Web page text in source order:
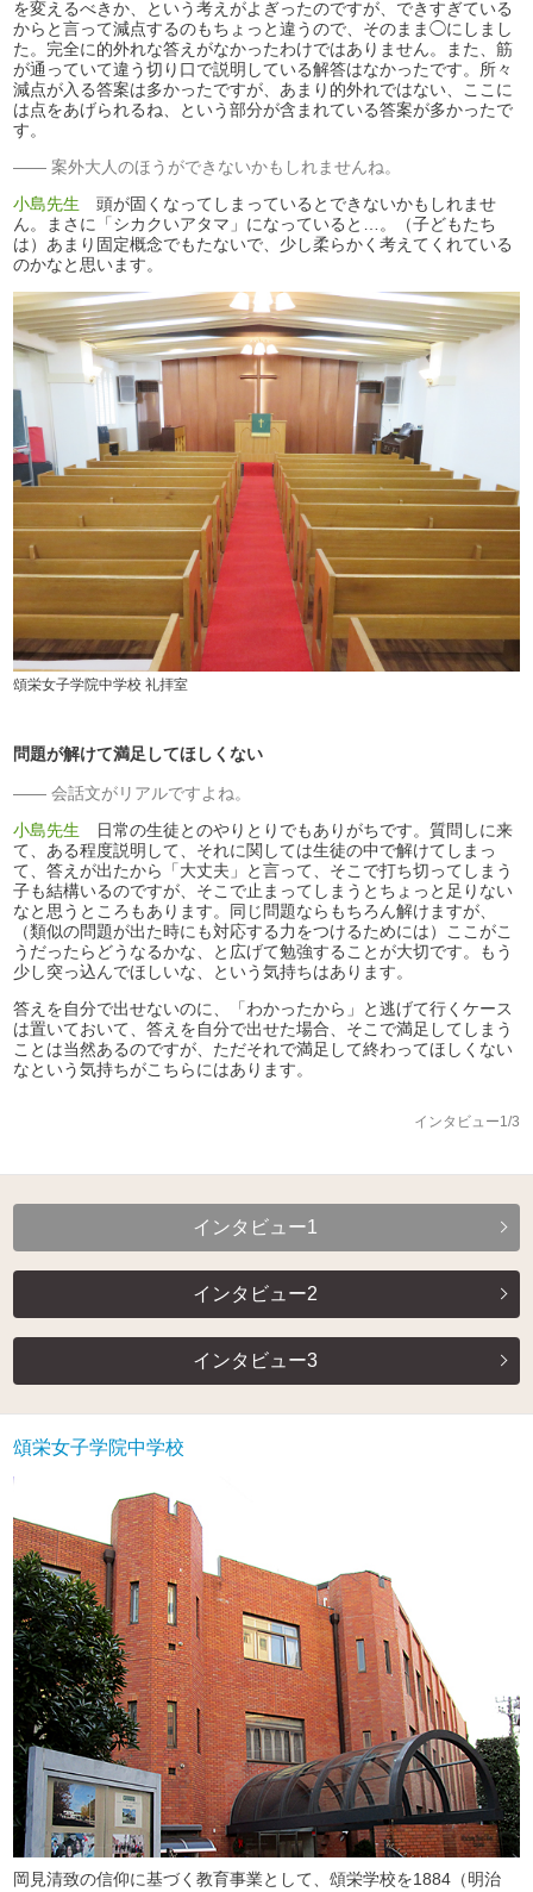
を変えるべきか、という考えがよぎったのですが、できすぎている
からと言って減点するのもちょっと違うので、そのまま◯にしまし
た。完全に的外れな答えがなかったわけではありません。また、筋
が通っていて違う切り口で説明している解答はなかったです。所々
減点が入る答案は多かったですが、あまり的外れではない、ここに
は点をあげられるね、という部分が含まれている答案が多かったで
す。
案外大人のほうができないかもしれませんね。
小島先生 頭が固くなってしまっているとできないかもしれませ
ん。まさに「シカクいアタマ」になっていると…。（子どもたち
は）あまり固定概念でもたないで、少し柔らかく考えてくれている
のかなと思います。
頌栄女子学院中学校 礼拝室
問題が解けて満足してほしくない
会話文がリアルですよね。
小島先生 日常の生徒とのやりとりでもありがちです。質問しに来
て、ある程度説明して、それに関しては生徒の中で解けてしまっ
て、答えが出たから「大丈夫」と言って、そこで打ち切ってしまう
子も結構いるのですが、そこで止まってしまうとちょっと足りない
なと思うところもあります。同じ問題ならもちろん解けますが、
（類似の問題が出た時にも対応する力をつけるためには）ここがこ
うだったらどうなるかな、と広げて勉強することが大切です。もう
少し突っ込んでほしいな、という気持ちはあります。
答えを自分で出せないのに、「わかったから」と逃げて行くケース
は置いておいて、答えを自分で出せた場合、そこで満足してしまう
ことは当然あるのですが、ただそれで満足して終わってほしくない
なという気持ちがこちらにはあります。
インタビュー1/3
インタビュー1
インタビュー2
インタビュー3
頌栄女子学院中学校
岡見清致の信仰に基づく教育事業として、頌栄学校を1884（明治